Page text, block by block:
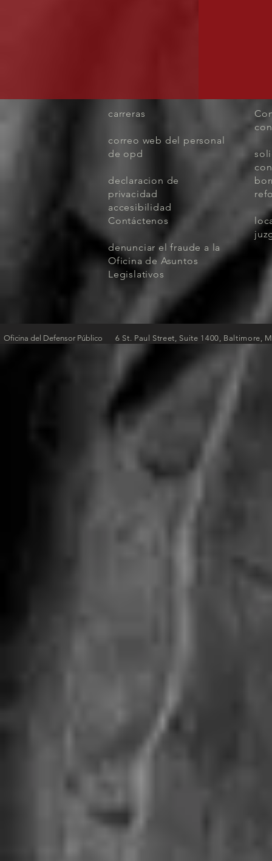
carreras
correo web del personal
de opd
declaracion de
privacidad
accesibilidad
Contáctenos
denunciar el fraude a la
Oficina de Asuntos
Legislativos
Oficina del Defensor Público 6 St. Paul Street, Suite 1400, Baltimore,